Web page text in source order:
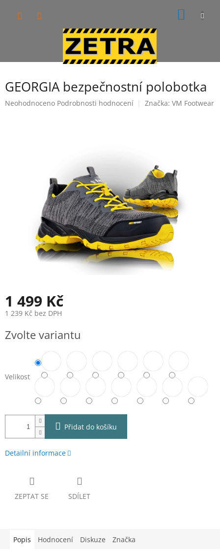
GEORGIA bezpečnostní polobotka
Průměrné
Neohodnoceno Podrobnosti hodnocení Značka: VM Footwear
1 499 Kč
1 239 Kč bez DPH
cena:
Zvolte variantu
Velikost
Přidat do košíku
Detailní informace
ZEPTAT SE SDÍLET
Popis Hodnocení Diskuze Značka